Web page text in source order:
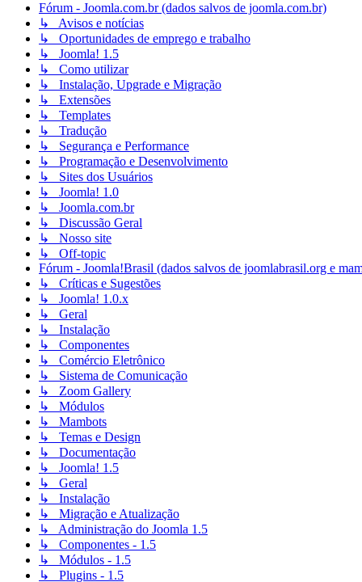
Fórum - Joomla.com.br (dados salvos de joomla.com.br)
↳ Avisos e notícias
↳ Oportunidades de emprego e trabalho
↳ Joomla! 1.5
↳ Como utilizar
↳ Instalação, Upgrade e Migração
↳ Extensões
↳ Templates
↳ Tradução
↳ Segurança e Performance
↳ Programação e Desenvolvimento
↳ Sites dos Usuários
↳ Joomla! 1.0
↳ Joomla.com.br
↳ Discussão Geral
↳ Nosso site
↳ Off-topic
Fórum - Joomla!Brasil (dados salvos de joomlabrasil.org e
↳ Críticas e Sugestões
↳ Joomla! 1.0.x
↳ Geral
↳ Instalação
↳ Componentes
↳ Comércio Eletrônico
↳ Sistema de Comunicação
↳ Zoom Gallery
↳ Módulos
↳ Mambots
↳ Temas e Design
↳ Documentação
↳ Joomla! 1.5
↳ Geral
↳ Instalação
↳ Migração e Atualização
↳ Administração do Joomla 1.5
↳ Componentes - 1.5
↳ Módulos - 1.5
↳ Plugins - 1.5